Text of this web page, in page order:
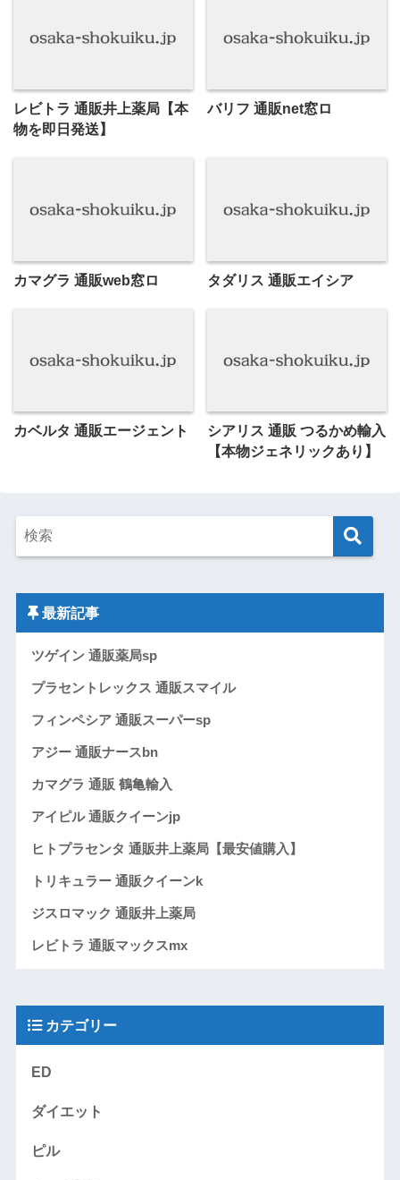
レビトラ 通販井上薬局【本
物を即日発送】
バリフ 通販net窓ロ
カマグラ 通販web窓ロ タダリス 通販エイシア
カベルタ 通販エージェント
シアリス 通販 つるかめ輸入
【本物ジェネリックあり】
最新記事
ツゲイン 通販薬局sp
プラセントレックス 通販スマイル
フィンペシア 通販スーパーsp
アジー 通販ナースbn
カマグラ 通販 鶴亀輸入
アイピル 通販クイーンjp
ヒトプラセンタ 通販井上薬局【最安値購入】
トリキュラー 通販クイーンk
ジスロマック 通販井上薬局
レビトラ 通販マックスmx
カテゴリー
ED
ダイエット
ピル